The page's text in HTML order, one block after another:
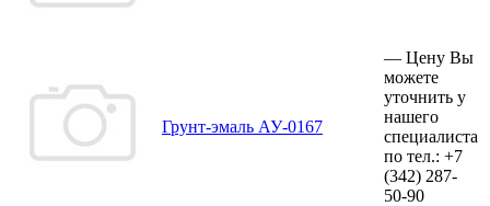
Грунт-эмаль АУ-0167
— Цену Вы
можете
уточнить у
нашего
специалиста
по тел.: +7
(342) 287-
50-90